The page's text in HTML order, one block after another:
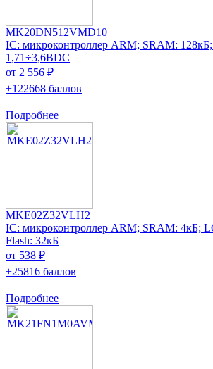
MK20DN512VMD10
IC: микроконтроллер ARM; SRAM:
1,71÷3,6ВDC
от 2 556 ₽
+122668 баллов
Подробнее
MKE02Z32VLH2
IC: микроконтроллер ARM; SRAM: 4кБ;
Flash: 32кБ
от 538 ₽
+25816 баллов
Подробнее